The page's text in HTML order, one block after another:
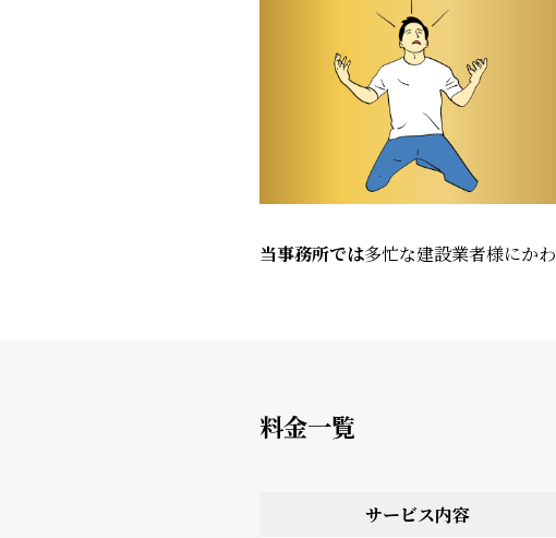
当事務所では多忙な建設業者様にか
料金一覧
サービス内容